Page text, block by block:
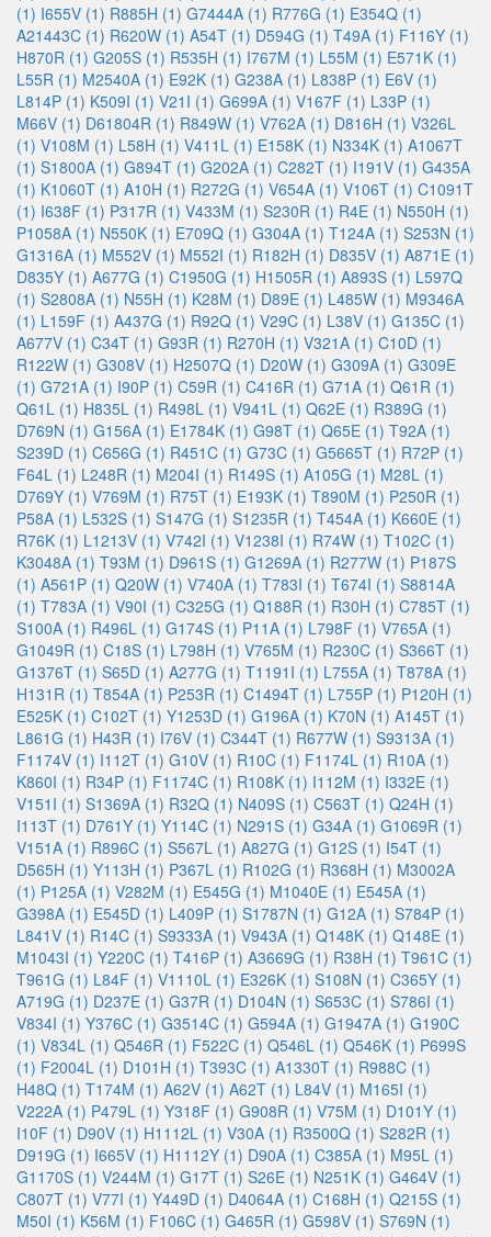
(1) I655V (1) R885H (1) G7444A (1) R776G (1) E354Q (1)
A21443C (1) R620W (1) A54T (1) D594G (1) T49A (1) F116Y (1)
H870R (1) G205S (1) R535H (1) I767M (1) L55M (1) E571K (1)
L55R (1) M2540A (1) E92K (1) G238A (1) L838P (1) E6V (1)
L814P (1) K509I (1) V21I (1) G699A (1) V167F (1) L33P (1)
M66V (1) D61804R (1) R849W (1) V762A (1) D816H (1) V326L
(1) V108M (1) L58H (1) V411L (1) E158K (1) N334K (1) A1067T
(1) S1800A (1) G894T (1) G202A (1) C282T (1) I191V (1) G435A
(1) K1060T (1) A10H (1) R272G (1) V654A (1) V106T (1) C1091T
(1) I638F (1) P317R (1) V433M (1) S230R (1) R4E (1) N550H (1)
P1058A (1) N550K (1) E709Q (1) G304A (1) T124A (1) S253N (1)
G1316A (1) M552V (1) M552I (1) R182H (1) D835V (1) A871E (1)
D835Y (1) A677G (1) C1950G (1) H1505R (1) A893S (1) L597Q
(1) S2808A (1) N55H (1) K28M (1) D89E (1) L485W (1) M9346A
(1) L159F (1) A437G (1) R92Q (1) V29C (1) L38V (1) G135C (1)
A677V (1) C34T (1) G93R (1) R270H (1) V321A (1) C10D (1)
R122W (1) G308V (1) H2507Q (1) D20W (1) G309A (1) G309E
(1) G721A (1) I90P (1) C59R (1) C416R (1) G71A (1) Q61R (1)
Q61L (1) H835L (1) R498L (1) V941L (1) Q62E (1) R389G (1)
D769N (1) G156A (1) E1784K (1) G98T (1) Q65E (1) T92A (1)
S239D (1) C656G (1) R451C (1) G73C (1) G5665T (1) R72P (1)
F64L (1) L248R (1) M204I (1) R149S (1) A105G (1) M28L (1)
D769Y (1) V769M (1) R75T (1) E193K (1) T890M (1) P250R (1)
P58A (1) L532S (1) S147G (1) S1235R (1) T454A (1) K660E (1)
R76K (1) L1213V (1) V742I (1) V1238I (1) R74W (1) T102C (1)
K3048A (1) T93M (1) D961S (1) G1269A (1) R277W (1) P187S
(1) A561P (1) Q20W (1) V740A (1) T783I (1) T674I (1) S8814A
(1) T783A (1) V90I (1) C325G (1) Q188R (1) R30H (1) C785T (1)
S100A (1) R496L (1) G174S (1) P11A (1) L798F (1) V765A (1)
G1049R (1) C18S (1) L798H (1) V765M (1) R230C (1) S366T (1)
G1376T (1) S65D (1) A277G (1) T1191I (1) L755A (1) T878A (1)
H131R (1) T854A (1) P253R (1) C1494T (1) L755P (1) P120H (1)
E525K (1) C102T (1) Y1253D (1) G196A (1) K70N (1) A145T (1)
L861G (1) H43R (1) I76V (1) C344T (1) R677W (1) S9313A (1)
F1174V (1) I112T (1) G10V (1) R10C (1) F1174L (1) R10A (1)
K860I (1) R34P (1) F1174C (1) R108K (1) I112M (1) I332E (1)
V151I (1) S1369A (1) R32Q (1) N409S (1) C563T (1) Q24H (1)
I113T (1) D761Y (1) Y114C (1) N291S (1) G34A (1) G1069R (1)
V151A (1) R896C (1) S567L (1) A827G (1) G12S (1) I54T (1)
D565H (1) Y113H (1) P367L (1) R102G (1) R368H (1) M3002A
(1) P125A (1) V282M (1) E545G (1) M1040E (1) E545A (1)
G398A (1) E545D (1) L409P (1) S1787N (1) G12A (1) S784P (1)
L841V (1) R14C (1) S9333A (1) V943A (1) Q148K (1) Q148E (1)
M1043I (1) Y220C (1) T416P (1) A3669G (1) R38H (1) T961C (1)
T961G (1) L84F (1) V1110L (1) E326K (1) S108N (1) C365Y (1)
A719G (1) D237E (1) G37R (1) D104N (1) S653C (1) S786I (1)
V834I (1) Y376C (1) G3514C (1) G594A (1) G1947A (1) G190C
(1) V834L (1) Q546R (1) F522C (1) Q546L (1) Q546K (1) P699S
(1) F2004L (1) D101H (1) T393C (1) A1330T (1) R988C (1)
H48Q (1) T174M (1) A62V (1) A62T (1) L84V (1) M165I (1)
V222A (1) P479L (1) Y318F (1) G908R (1) V75M (1) D101Y (1)
I10F (1) D90V (1) H1112L (1) V30A (1) R3500Q (1) S282R (1)
D919G (1) I665V (1) H1112Y (1) D90A (1) C385A (1) M95L (1)
G1170S (1) V244M (1) G17T (1) S26E (1) N251K (1) G464V (1)
C807T (1) V77I (1) Y449D (1) D4064A (1) C168H (1) Q215S (1)
M50I (1) K56M (1) F106C (1) G465R (1) G598V (1) S769N (1)